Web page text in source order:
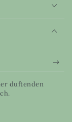
duftenden